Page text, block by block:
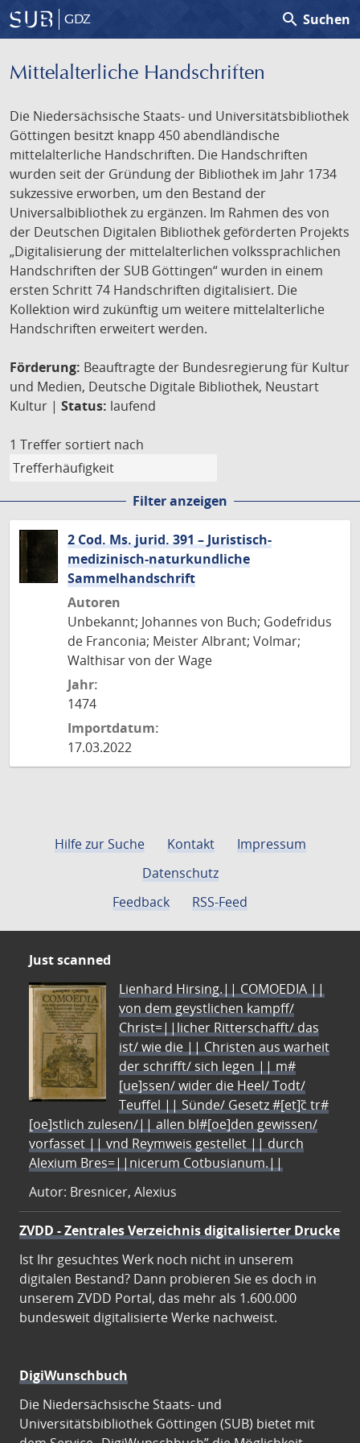
GDZ search Suchen
Mittelalterliche Handschriften
Die Niedersächsische Staats- und Universitätsbibliothek
Göttingen besitzt knapp 450 abendländische
mittelalterliche Handschriften. Die Handschriften
wurden seit der Gründung der Bibliothek im Jahr 1734
sukzessive erworben, um den Bestand der
Universalbibliothek zu ergänzen. Im Rahmen des von
der Deutschen Digitalen Bibliothek geförderten Projekts
„Digitalisierung der mittelalterlichen volkssprachlichen
Handschriften der SUB Göttingen“ wurden in einem
ersten Schritt 74 Handschriften digitalisiert. Die
Kollektion wird zukünftig um weitere mittelalterliche
Handschriften erweitert werden.
Förderung: Beauftragte der Bundesregierung für Kultur
und Medien, Deutsche Digitale Bibliothek, Neustart
Kultur | Status: laufend
1 Treffer sortiert nach
Filter anzeigen
2 Cod. Ms. jurid. 391 – Juristisch-
medizinisch-naturkundliche
Sammelhandschrift
Autoren
Unbekannt; Johannes von Buch; Godefridus
de Franconia; Meister Albrant; Volmar;
Walthisar von der Wage
Jahr:
1474
Importdatum:
17.03.2022
Hilfe zur Suche Kontakt
Impressum
Datenschutz
Feedback
RSS-Feed
Just scanned
Lienhard Hirsing.|| COMOEDIA ||
von dem geystlichen kampff/
Christ=||licher Ritterschafft/ das
ist/ wie die || Christen aus warheit
der schrifft/ sich legen || m#
[ue]ssen/ wider die Heel/ Todt/
Teuffel || Sünde/ Gesetz #[et]c̃ tr#
[oe]stlich zulesen/|| allen bl#[oe]den gewissen/
vorfasset || vnd Reymweis gestellet || durch
Alexium Bres=||nicerum Cotbusianum.||
Autor: Bresnicer, Alexius
ZVDD - Zentrales Verzeichnis digitalisierter Drucke
Ist Ihr gesuchtes Werk noch nicht in unserem
digitalen Bestand? Dann probieren Sie es doch in
unserem ZVDD Portal, das mehr als 1.600.000
bundesweit digitalisierte Werke nachweist.
DigiWunschbuch
Die Niedersächsische Staats- und
Universitätsbibliothek Göttingen (SUB) bietet mit